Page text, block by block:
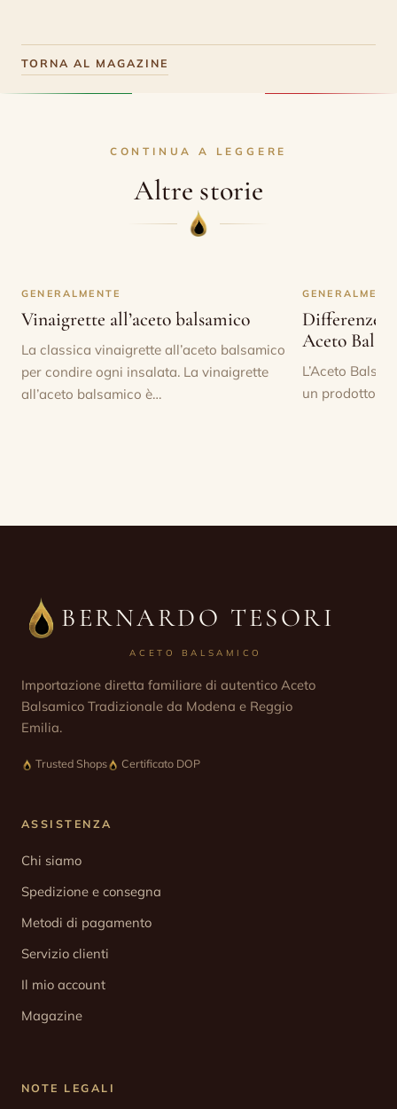
TORNA AL MAGAZINE
CONTINUA A LEGGERE
Altre storie
GENERALMENTE
Vinaigrette all’aceto balsamico
La classica vinaigrette all’aceto balsamico
per condire ogni insalata. La vinaigrette
all’aceto balsamico è…
Differenze
Aceto
L’Aceto
un prodotto di
BERNARDO TESORI
ACETO BALSAMICO
Importazione diretta familiare di autentico Aceto
Balsamico Tradizionale da Modena e Reggio
Emilia.
Trusted Shops Certificato DOP
ASSISTENZA
Chi siamo
Spedizione e consegna
Metodi di pagamento
Servizio clienti
Il mio account
Magazine
NOTE LEGALI